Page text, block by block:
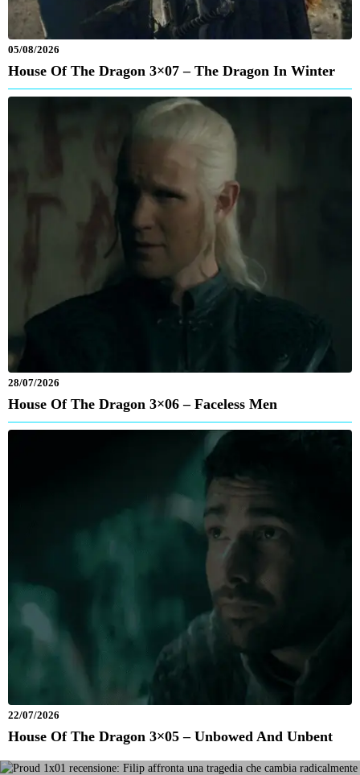
05/08/2026
House Of The Dragon 3×07 – The Dragon In Winter
28/07/2026
House Of The Dragon 3×06 – Faceless Men
22/07/2026
House Of The Dragon 3×05 – Unbowed And Unbent